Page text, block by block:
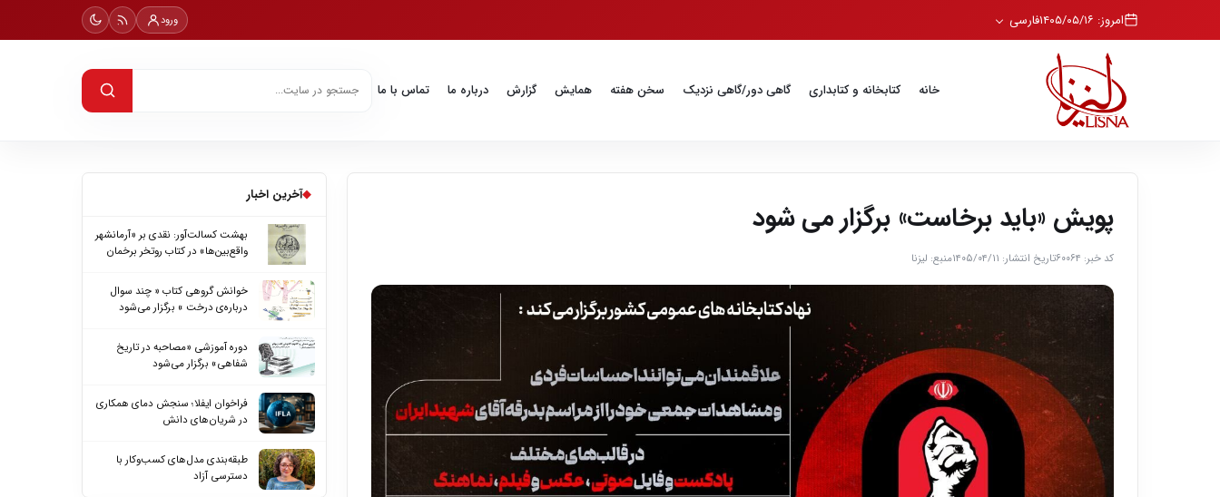
امروز: ۱۴۰۵/۰۵/۱۶ فارسی ورود
خانه کتابخانه و کتابداری گاهی دور/گاهی نزدیک سخن هفته همایش گزارش درباره ما تماس با ما
◆آخرین اخبار
بهشت کسالت‌آور: نقدی بر «آرمانشهر
واقع‌بین‌ها» در کتاب روتخر برخمان
خوانش گروهی کتاب « چند سوال
درباره‌ی درخت » برگزار می‌شود
دوره آموزشی «مصاحبه در تاریخ
شفاهی» برگزار می‌شود
فراخوان ایفلا؛ سنجش دمای همکاری
در شریان‌های دانش
طبقه‌بندی مدل‌های کسب‌وکار با
دسترسی آزاد
پویش «باید برخاست» برگزار می شود
کد خبر: ۶۰۰۶۴ تاریخ انتشار: ۱۴۰۵/۰۴/۱۱ منبع: لیزنا